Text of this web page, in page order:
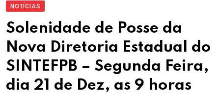
NOTÍCIAS
Solenidade de Posse da
Nova Diretoria Estadual do
SINTEFPB – Segunda Feira,
dia 21 de Dez, as 9 horas